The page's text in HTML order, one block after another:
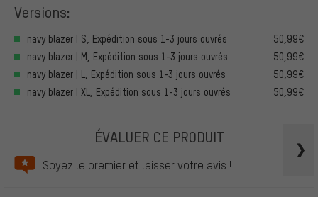
Versions:
navy blazer | S, Expédition sous 1-3 jours ouvrés
50,99€
navy blazer | M, Expédition sous 1-3 jours ouvrés
50,99€
navy blazer | L, Expédition sous 1-3 jours ouvrés
50,99€
navy blazer | XL, Expédition sous 1-3 jours ouvrés
50,99€
ÉVALUER CE PRODUIT
Soyez le premier et laisser votre avis !